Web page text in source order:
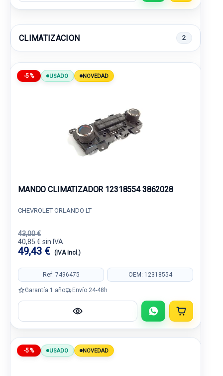
CLIMATIZACION 2
-5% USADO NOVEDAD
MANDO CLIMATIZADOR 12318554 3862028
CHEVROLET ORLANDO LT
43,00 €
40,85 € sin IVA.
49,43 € (IVA incl.)
Ref: 7496475 OEM: 12318554
Garantía 1 año Envío 24-48h
-5% USADO NOVEDAD